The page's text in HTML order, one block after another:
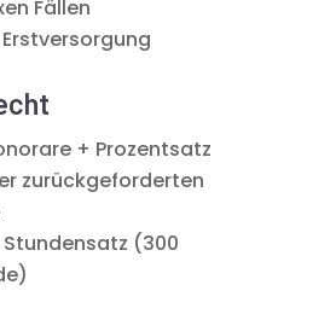
Fällen
+ Prozentsatz
zurückgeforderten
Stundensatz (300